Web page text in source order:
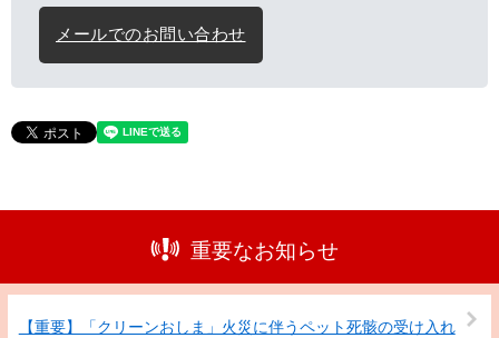
メールでのお問い合わせ
重要なお知らせ
【重要】「クリーンおしま」火災に伴うペット死骸の受け入れ